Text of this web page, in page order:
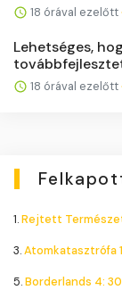
18 órával ezelőtt
Lehetséges,
18 órával ezelőtt
1.Rejtett
3.Atomkatasztrófa
5.Borderlands 4: